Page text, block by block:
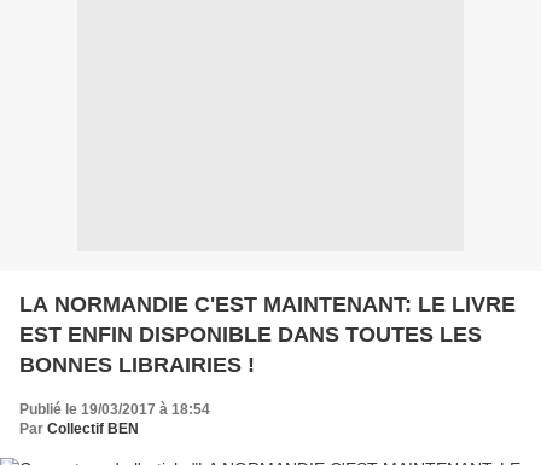
LA NORMANDIE C'EST MAINTENANT: LE LIVRE
EST ENFIN DISPONIBLE DANS TOUTES LES
BONNES LIBRAIRIES !
Publié le 19/03/2017 à 18:54
Par Collectif BEN